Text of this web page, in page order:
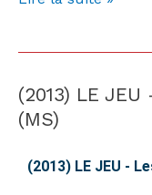
(2013) LE
(MS)
(2013) LE JEU -
(2013)
LE